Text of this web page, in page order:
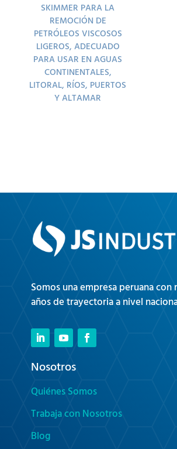
SKIMMER PARA LA
REMOCIÓN DE
PETRÓLEOS VISCOSOS
LIGEROS, ADECUADO
PARA USAR EN AGUAS
CONTINENTALES,
LITORAL, RÍOS, PUERTOS
Y ALTAMAR
Somos una empresa peruana con
años de trayectoria a nivel
Nosotros
Quiénes Somos
Trabaja con Nosotros
Blog